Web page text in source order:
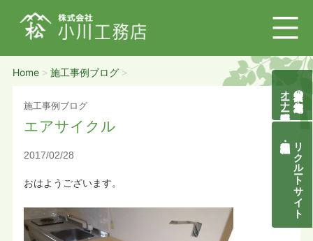
Home> 施工事例ブログ>
施工事例ブログ
エアサイクル
2017/02/28
おはようございます。
自然素材の無垢木造住宅
オーナー様募集説明会
リクルートサイト